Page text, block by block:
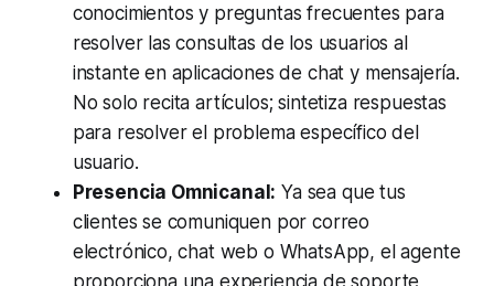
conocimientos y preguntas frecuentes para
resolver las consultas de los usuarios al
instante en aplicaciones de chat y mensajería.
No solo recita artículos; sintetiza respuestas
para resolver el problema específico del
usuario.
Presencia Omnicanal: Ya sea que tus
clientes se comuniquen por correo
electrónico, chat web o WhatsApp, el agente
proporciona una experiencia de soporte